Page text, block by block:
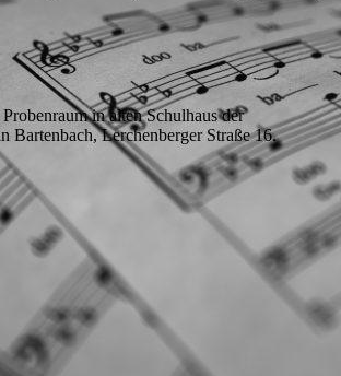
in alten Schulhaus der
Bartenbach, Lerchenberger Straße 16.